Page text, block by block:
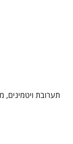
תערובת ויטמינים,